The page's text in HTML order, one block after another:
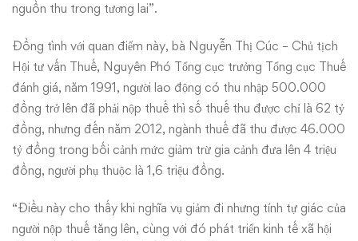
nguồn thu trong tương lai”.
Đồng tình với quan điểm này, bà Nguyễn Thị Cúc – Chủ tịch
Hội tư vấn Thuế, Nguyên Phó Tổng cục trưởng Tổng cục Thuế
đánh giá, năm 1991, người lao động có thu nhập 500.000
đồng trở lên đã phải nộp thuế thì số thuế thu được chỉ là 62 tỷ
đồng, nhưng đến năm 2012, ngành thuế đã thu được 46.000
tỷ đồng trong bối cảnh mức giảm trừ gia cảnh đưa lên 4 triệu
đồng, người phụ thuộc là 1,6 triệu đồng.
“Điều này cho thấy khi nghĩa vụ giảm đi nhưng tính tự giác của
người nộp thuế tăng lên, cùng với đó phát triển kinh tế xã hội